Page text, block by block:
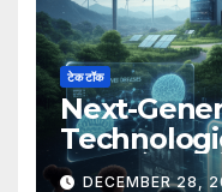
टेक टॉक
Next-
संभावनाएँ, नया
DECEMBER 28,